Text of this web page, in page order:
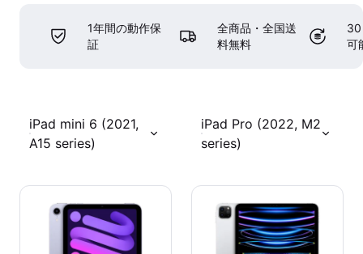
1年間の動作保
証
全商品・全国送
料無料
30
可
iPad mini 6 (2021,
A15 series)
iPad Pro (2022, M2
series)